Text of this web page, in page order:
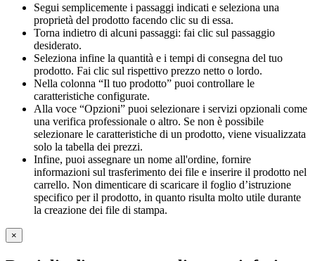
Segui semplicemente i passaggi indicati e seleziona una
proprietà del prodotto facendo clic su di essa.
Torna indietro di alcuni passaggi: fai clic sul passaggio
desiderato.
Seleziona infine la quantità e i tempi di consegna del tuo
prodotto. Fai clic sul rispettivo prezzo netto o lordo.
Nella colonna “Il tuo prodotto” puoi controllare le
caratteristiche configurate.
Alla voce “Opzioni” puoi selezionare i servizi opzionali come
una verifica professionale o altro. Se non è possibile
selezionare le caratteristiche di un prodotto, viene visualizzata
solo la tabella dei prezzi.
Infine, puoi assegnare un nome all'ordine, fornire
informazioni sul trasferimento dei file e inserire il prodotto nel
carrello. Non dimenticare di scaricare il foglio d’istruzione
specifico per il prodotto, in quanto risulta molto utile durante
la creazione dei file di stampa.
×